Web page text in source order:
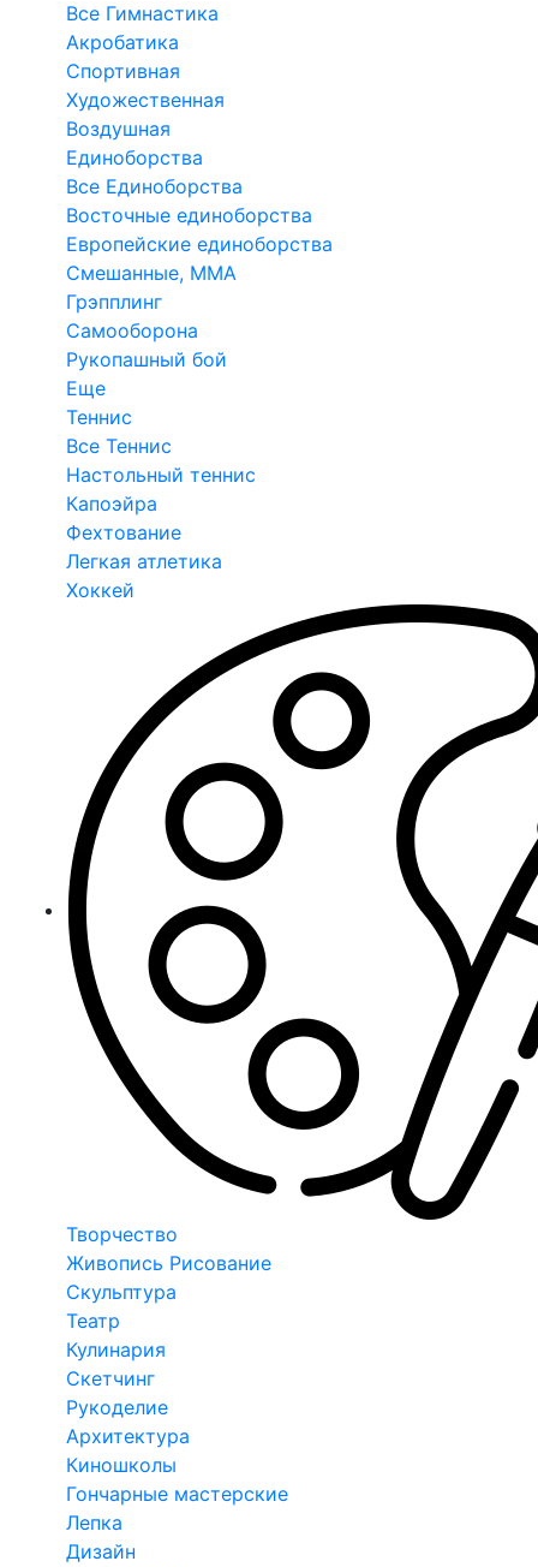
Все Гимнастика
Акробатика
Спортивная
Художественная
Воздушная
Единоборства
Все Единоборства
Восточные единоборства
Европейские единоборства
Смешанные, ММА
Грэпплинг
Самооборона
Рукопашный бой
Еще
Теннис
Все Теннис
Настольный теннис
Капоэйра
Фехтование
Легкая атлетика
Хоккей
Творчество
Живопись Рисование
Скульптура
Театр
Кулинария
Скетчинг
Рукоделие
Архитектура
Киношколы
Гончарные мастерские
Лепка
Дизайн